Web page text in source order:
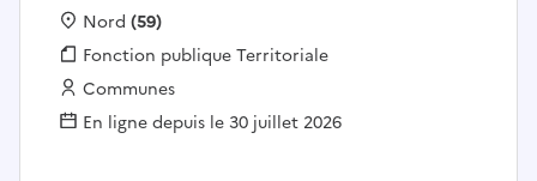
Localisation :
Nord (59)
Fonction publique :
Fonction publique Territoriale
Employeur :
Communes
En ligne depuis le 30 juillet 2026